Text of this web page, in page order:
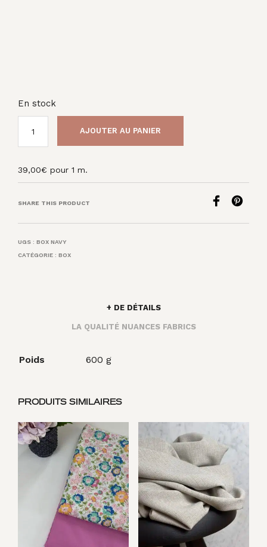
En stock
AJOUTER AU PANIER
39,00€ pour 1 m.
SHARE THIS PRODUCT
UGS : BOX NAVY
CATÉGORIE : BOX
+ DE DÉTAILS
LA QUALITÉ NUANCES FABRICS
Poids 600 g
PRODUITS SIMILAIRES